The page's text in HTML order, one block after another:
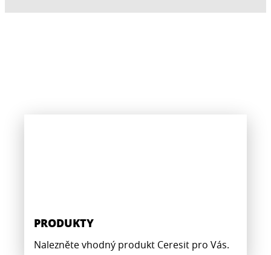
PRODUKTY
Nalezněte vhodný produkt Ceresit pro Vás.